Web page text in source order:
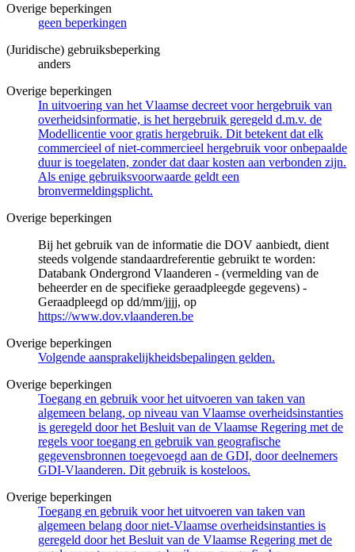
Overige beperkingen
geen beperkingen
(Juridische) gebruiksbeperking
anders
Overige beperkingen
In uitvoering van het Vlaamse decreet voor hergebruik van
overheidsinformatie, is het hergebruik geregeld d.m.v. de
Modellicentie voor gratis hergebruik. Dit betekent dat elk
commercieel of niet-commercieel hergebruik voor onbepaalde
duur is toegelaten, zonder dat daar kosten aan verbonden zijn.
Als enige gebruiksvoorwaarde geldt een
bronvermeldingsplicht.
Overige beperkingen
Bij het gebruik van de informatie die DOV aanbiedt, dient
steeds volgende standaardreferentie gebruikt te worden:
Databank Ondergrond Vlaanderen - (vermelding van de
beheerder en de specifieke geraadpleegde gegevens) -
Geraadpleegd op dd/mm/jjjj, op
https://www.dov.vlaanderen.be
Overige beperkingen
Volgende aansprakelijkheidsbepalingen gelden.
Overige beperkingen
Toegang en gebruik voor het uitvoeren van taken van
algemeen belang, op niveau van Vlaamse overheidsinstanties
is geregeld door het Besluit van de Vlaamse Regering met de
regels voor toegang en gebruik van geografische
gegevensbronnen toegevoegd aan de GDI, door deelnemers
GDI-Vlaanderen. Dit gebruik is kosteloos.
Overige beperkingen
Toegang en gebruik voor het uitvoeren van taken van
algemeen belang door niet-Vlaamse overheidsinstanties is
geregeld door het Besluit van de Vlaamse Regering met de